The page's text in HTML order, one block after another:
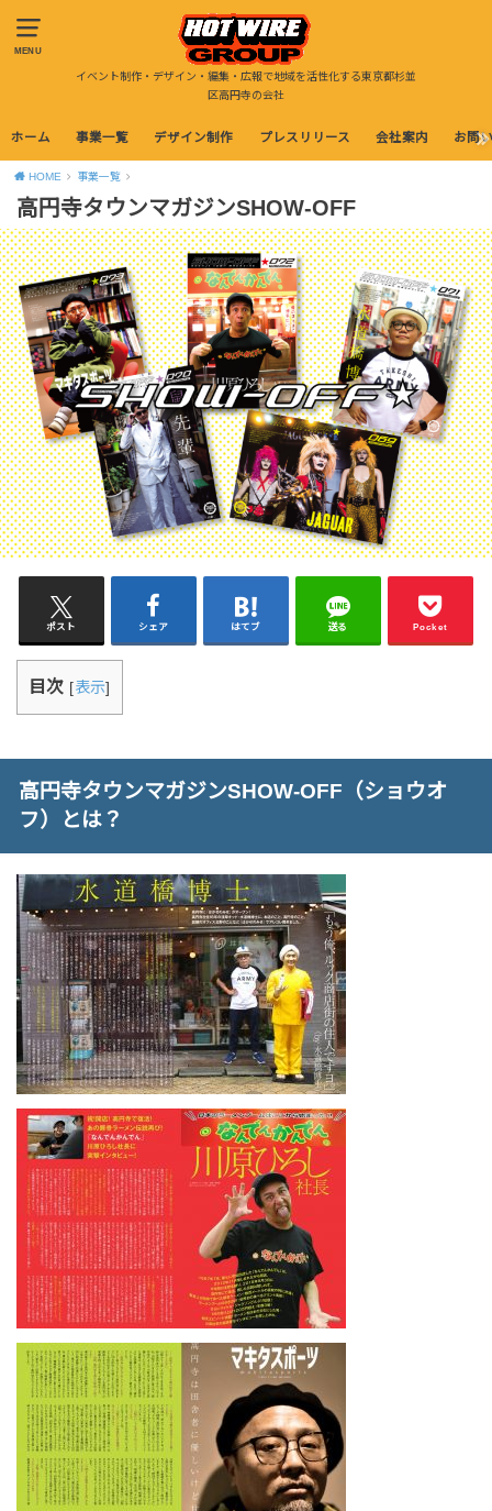
MENU
イベント制作・デザイン・編集・広報で地域を活性化する東京都杉並
区高円寺の会社
ホーム 事業一覧 デザイン制作 プレスリリース 会社案内 お問
HOME 事業一覧
高円寺タウンマガジンSHOW-OFF
ポスト シェア はてブ 送る Pocket
目次 [表示]
高円寺タウンマガジンSHOW-OFF（ショウオ
フ）とは？